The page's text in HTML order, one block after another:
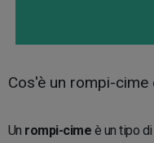
Cos'è un rompi-
Un rompi-cime è un tipo